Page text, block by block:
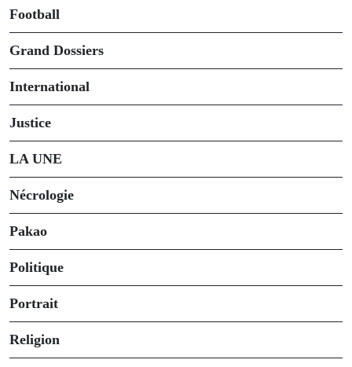
Football
Grand Dossiers
International
Justice
LA UNE
Nécrologie
Pakao
Politique
Portrait
Religion